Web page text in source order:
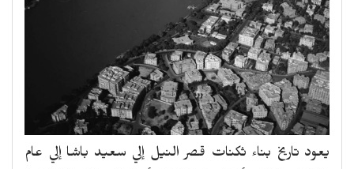
يعود تاريخ بناء ثكنات قصر النيل إلي سعيد باشا إلي عام